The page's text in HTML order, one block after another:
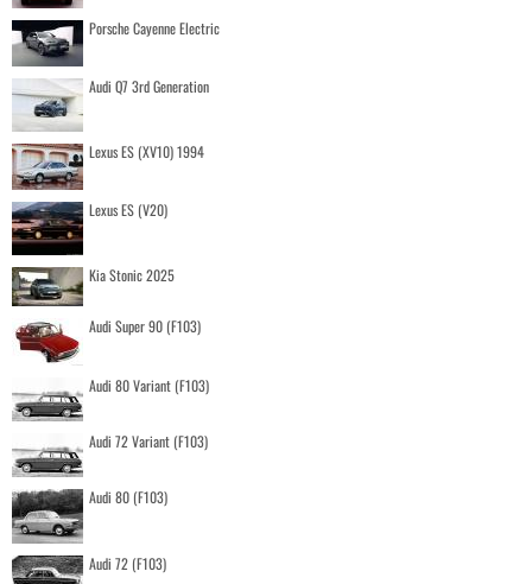
Porsche Cayenne Electric
Audi Q7 3rd Generation
Lexus ES (XV10) 1994
Lexus ES (V20)
Kia Stonic 2025
Audi Super 90 (F103)
Audi 80 Variant (F103)
Audi 72 Variant (F103)
Audi 80 (F103)
Audi 72 (F103)